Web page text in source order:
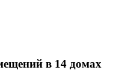
в 14 домах